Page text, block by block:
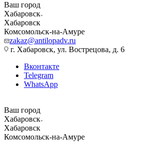
Ваш город
Хабаровск
Хабаровск
Комсомольск-на-Амуре
zakaz@antilopadv.ru
г. Хабаровск, ул. Вострецова, д. 6
Вконтакте
Telegram
WhatsApp
Ваш город
Хабаровск
Хабаровск
Комсомольск-на-Амуре